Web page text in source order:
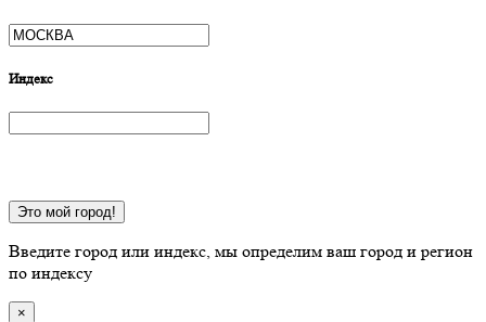
Индекс
Это мой город!
Введите город или индекс, мы определим ваш город и регион
по индексу
×